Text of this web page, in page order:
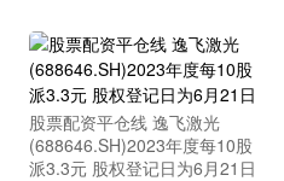
股票配资平仓线 逸飞激光
(688646.SH)2023年度每10股
派3.3元 股权登记日为6月21日